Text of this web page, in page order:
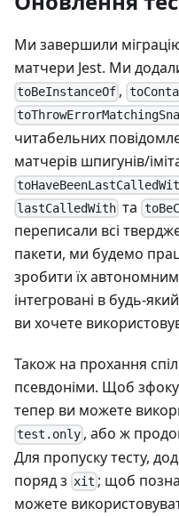
Ми завершили
матчери Jest. Ми
toBeInstanceOf ,
читабельних
матчерів шпигунів/
lastCalledWith та
переписали всі
пакети, ми будемо
зробити їх
інтегровані в будь-
ви хочете
Також на прохання
псевдоніми. Щоб
тепер ви можете
test.only , або ж
Для пропуску тесту,
поряд з xit ; щоб
можете